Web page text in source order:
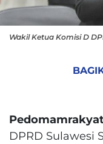
Wakil Ketua Komisi D
DPRD Sulawesi